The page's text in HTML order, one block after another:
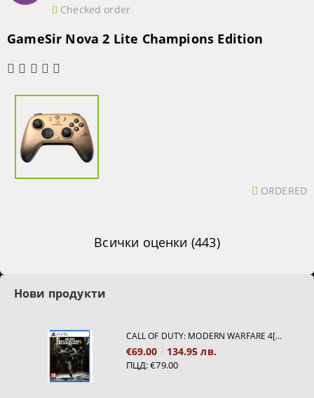
Checked order
GameSir Nova 2 Lite Champions Edition
ORDERED
Всички оценки (443)
Нови продукти
CALL OF DUTY: MODERN WARFARE 4[PS5]
€69.00 134.95 лв.
ПЦД:€79.00